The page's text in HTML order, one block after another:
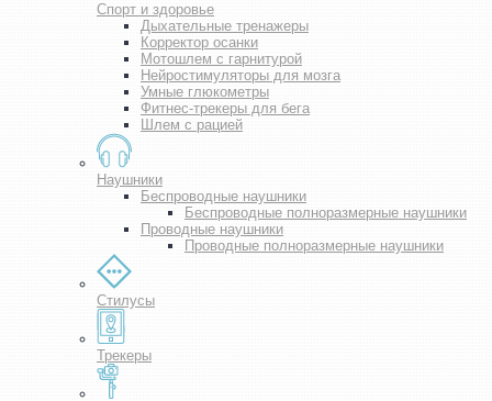
Спорт и здоровье
Дыхательные тренажеры
Корректор осанки
Мотошлем с гарнитурой
Нейростимуляторы для мозга
Умные глюкометры
Фитнес-трекеры для бега
Шлем с рацией
Наушники
Беспроводные наушники
Беспроводные полноразмерные наушники
Проводные наушники
Проводные полноразмерные наушники
Стилусы
Трекеры